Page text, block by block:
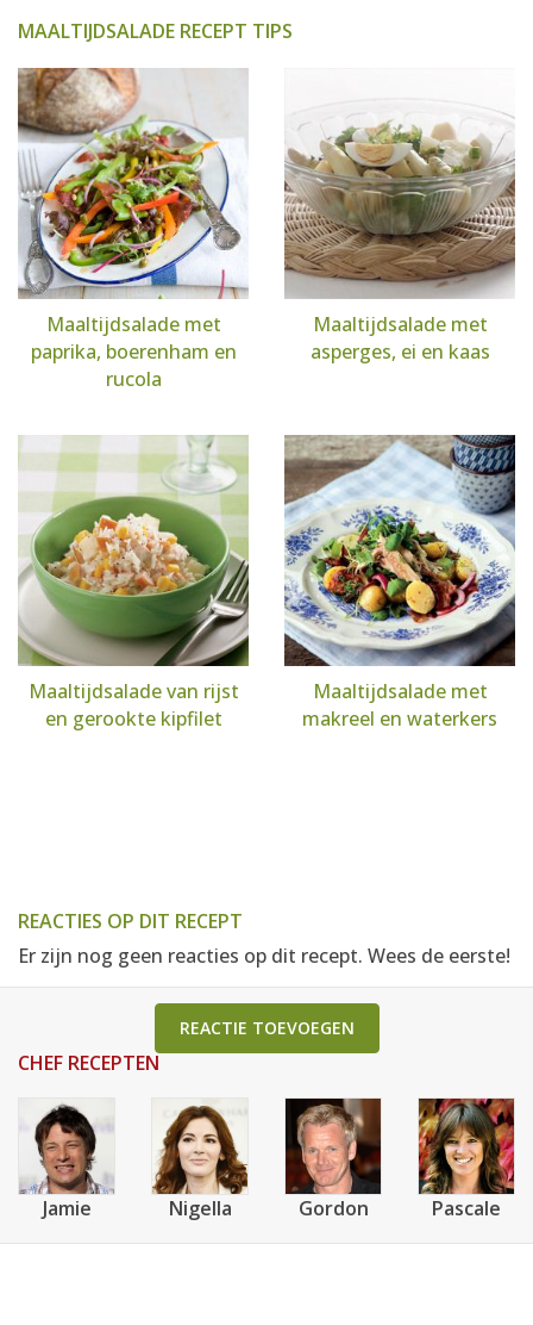
MAALTIJDSALADE RECEPT TIPS
Maaltijdsalade met
paprika, boerenham en
rucola
Maaltijdsalade met
asperges, ei en kaas
Maaltijdsalade van rijst
en gerookte kipfilet
Maaltijdsalade met
makreel en waterkers
REACTIES OP DIT RECEPT
Er zijn nog geen reacties op dit recept. Wees de eerste!
REACTIE TOEVOEGEN
CHEF RECEPTEN
Jamie Nigella Gordon Pascale